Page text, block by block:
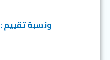
ونسبة تقييم :